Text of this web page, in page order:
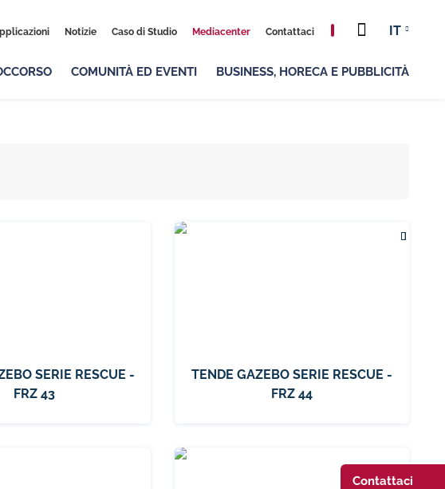
Notizie Caso di Studio Mediacenter Contattaci Cerca
IT
COMUNITÀ ED EVENTI BUSINESS, HORECA E PUBBLICITÀ
Contattaci
SERIE RESCUE -
FRZ 43
TENDE GAZEBO SERIE RESCUE -
FRZ 44